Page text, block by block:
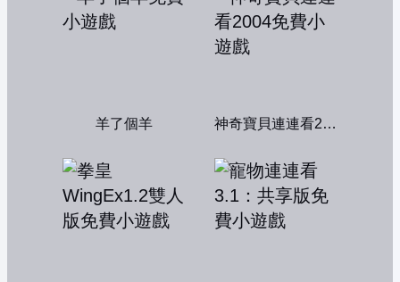
羊了個羊 神奇寶貝連連看2004